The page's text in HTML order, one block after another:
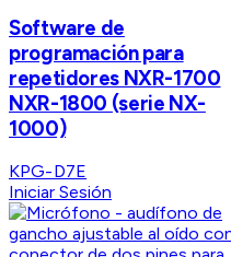
Software de
programación para
repetidores NXR-1700
NXR-1800 (serie NX-
1000)
KPG-D7E
Iniciar Sesión